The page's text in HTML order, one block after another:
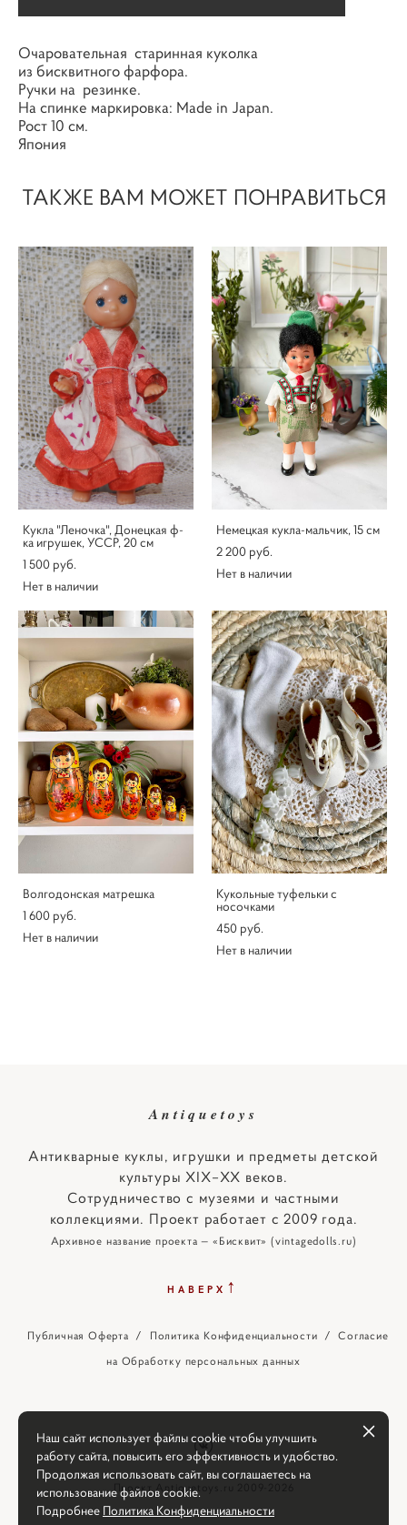
Очаровательная старинная куколка
из бисквитного фарфора.
Ручки на резинке.
На спинке маркировка: Made in Japan.
Рост 10 см.
Япония
ТАКЖЕ ВАМ МОЖЕТ ПОНРАВИТЬСЯ
Кукла "Леночка", Донецкая ф-
ка игрушек, УССР, 20 см
1 500 pуб.
Нет в наличии
Немецкая кукла-мальчик, 15 см
2 200 pуб.
Нет в наличии
Волгодонская матрешка
1 600 pуб.
Нет в наличии
Кукольные туфельки с
носочками
450 pуб.
Нет в наличии
Antiquetoys
Антикварные куклы, игрушки и предметы детской
культуры XIX–XX веков.
Сотрудничество с музеями и частными
коллекциями. Проект работает с 2009 года.
Архивное название проекта — «Бисквит» (vintagedolls.ru)
НАВЕРХ ↑
Публичная Оферта / Политика Конфиденциальности /Согласие
на Обработку персональных данных
Проект Antiquetoys.ru 2009-2026
Наш сайт использует файлы cookie чтобы улучшить
работу сайта, повысить его эффективность и удобство.
Продолжая использовать сайт, вы соглашаетесь на
использование файлов cookie.
Подробнее Политика Конфиденциальности